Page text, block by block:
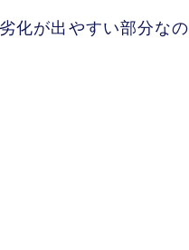
化が出やすい部分なの